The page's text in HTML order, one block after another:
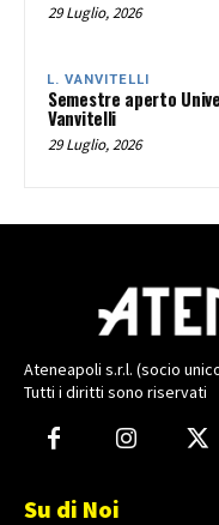
29 Luglio, 2026
L. VANVITELLI
Semestre aperto
Vanvitelli
29 Luglio, 2026
Ateneapoli s.r.l. (socio
Tutti i diritti sono riservati
Su di Noi